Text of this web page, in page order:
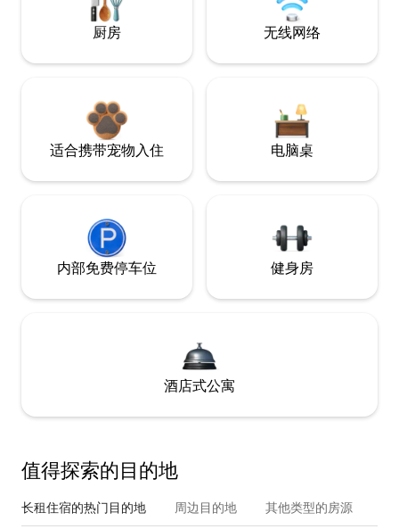
厨房 无线网络
适合携带宠物入住 电脑桌
内部免费停车位 健身房
酒店式公寓
值得探索的目的地
长租住宿的热门目的地 周边目的地 其他类型的房源